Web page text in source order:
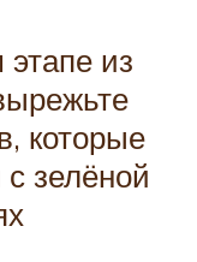
из
которые
зелёной